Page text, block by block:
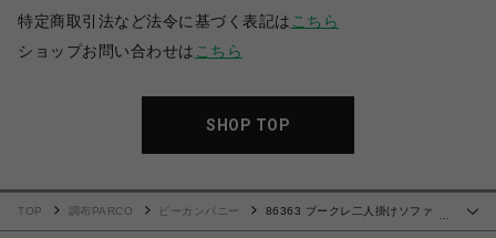
特定商取引法など法令に基づく表記は こちら
ショップお問い合わせは こちら
SHOP TOP
…
TOP 調布PARCO ビーカンパニー
86363 ブークレ二人掛けソファ